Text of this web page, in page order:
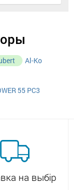
Al-Ko
55 PC3
на выбір